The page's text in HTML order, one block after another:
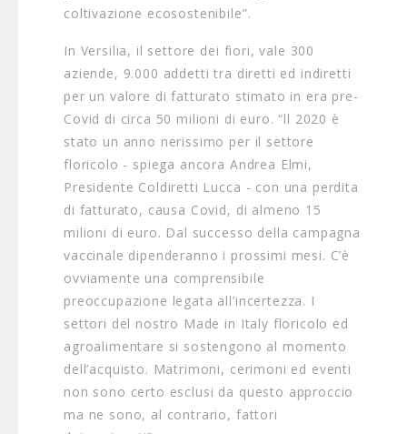
coltivazione ecosostenibile”.
In Versilia, il settore dei fiori, vale 300
aziende, 9.000 addetti tra diretti ed indiretti
per un valore di fatturato stimato in era pre-
Covid di circa 50 milioni di euro. “ll 2020 è
stato un anno nerissimo per il settore
floricolo - spiega ancora Andrea Elmi,
Presidente Coldiretti Lucca - con una perdita
di fatturato, causa Covid, di almeno 15
milioni di euro. Dal successo della campagna
vaccinale dipenderanno i prossimi mesi. C’è
ovviamente una comprensibile
preoccupazione legata all’incertezza. I
settori del nostro Made in Italy floricolo ed
agroalimentare si sostengono al momento
dell’acquisto. Matrimoni, cerimoni ed eventi
non sono certo esclusi da questo approccio
ma ne sono, al contrario, fattori